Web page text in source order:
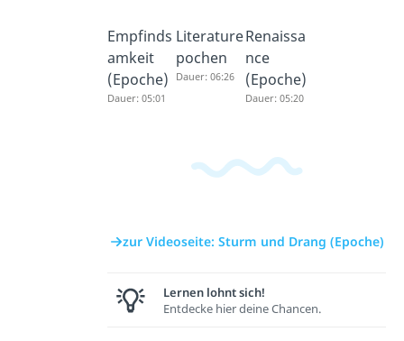
Empfinds
amkeit
(Epoche)
Dauer: 05:01
Literature
pochen
Dauer: 06:26
Renaissa
nce
(Epoche)
Dauer: 05:20
zur Videoseite: Sturm und Drang (Epoche)
Lernen lohnt sich!
Entdecke hier deine Chancen.